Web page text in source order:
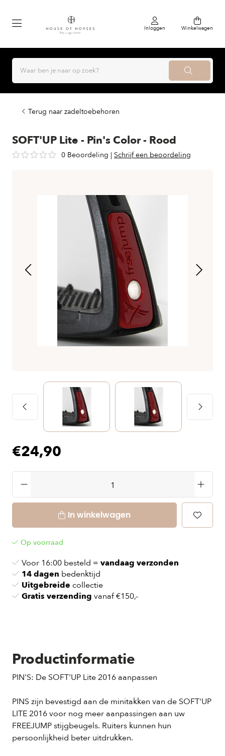
Inloggen Winkelwagen
Terug naar zadeltoebehoren
SOFT'UP Lite - Pin's Color - Rood
0 Beoordeling | Schrijf een beoordeling
€24,90
In winkelwagen
Op voorraad
Voor 16:00 besteld = vandaag verzonden
14 dagen bedenktijd
Uitgebreide collectie
Gratis verzending vanaf €150,-
Productinformatie
PIN'S: De SOFT'UP Lite 2016 aanpassen
PINS zijn bevestigd aan de minitakken van de SOFT'UP
LITE 2016 voor nog meer aanpassingen aan uw
FREEJUMP stijgbeugels. Ruiters kunnen hun
persoonlijkheid beter uitdrukken.